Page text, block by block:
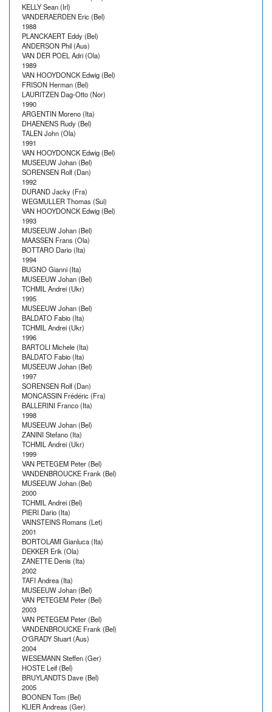
KELLY Sean (Irl)
VANDERAERDEN Eric (Bel)
1988
PLANCKAERT Eddy (Bel)
ANDERSON Phil (Aus)
VAN DER POEL Adri (Ola)
1989
VAN HOOYDONCK Edwig (Bel)
FRISON Herman (Bel)
LAURITZEN Dag-Otto (Nor)
1990
ARGENTIN Moreno (Ita)
DHAENENS Rudy (Bel)
TALEN John (Ola)
1991
VAN HOOYDONCK Edwig (Bel)
MUSEEUW Johan (Bel)
SORENSEN Rolf (Dan)
1992
DURAND Jacky (Fra)
WEGMULLER Thomas (Sui)
VAN HOOYDONCK Edwig (Bel)
1993
MUSEEUW Johan (Bel)
MAASSEN Frans (Ola)
BOTTARO Dario (Ita)
1994
BUGNO Gianni (Ita)
MUSEEUW Johan (Bel)
TCHMIL Andrei (Ukr)
1995
MUSEEUW Johan (Bel)
BALDATO Fabio (Ita)
TCHMIL Andrei (Ukr)
1996
BARTOLI Michele (Ita)
BALDATO Fabio (Ita)
MUSEEUW Johan (Bel)
1997
SORENSEN Rolf (Dan)
MONCASSIN Frédéric (Fra)
BALLERINI Franco (Ita)
1998
MUSEEUW Johan (Bel)
ZANINI Stefano (Ita)
TCHMIL Andrei (Ukr)
1999
VAN PETEGEM Peter (Bel)
VANDENBROUCKE Frank (Bel)
MUSEEUW Johan (Bel)
2000
TCHMIL Andrei (Bel)
PIERI Dario (Ita)
VAINSTEINS Romans (Let)
2001
BORTOLAMI Gianluca (Ita)
DEKKER Erik (Ola)
ZANETTE Denis (Ita)
2002
TAFI Andrea (Ita)
MUSEEUW Johan (Bel)
VAN PETEGEM Peter (Bel)
2003
VAN PETEGEM Peter (Bel)
VANDENBROUCKE Frank (Bel)
O'GRADY Stuart (Aus)
2004
WESEMANN Steffen (Ger)
HOSTE Leif (Bel)
BRUYLANDTS Dave (Bel)
2005
BOONEN Tom (Bel)
KLIER Andreas (Ger)